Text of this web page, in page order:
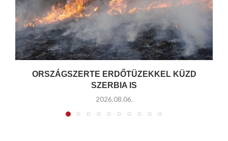
ORSZÁGSZERTE ERDŐTÜZEKKEL KÜZD
SZERBIA IS
2026.08.06.